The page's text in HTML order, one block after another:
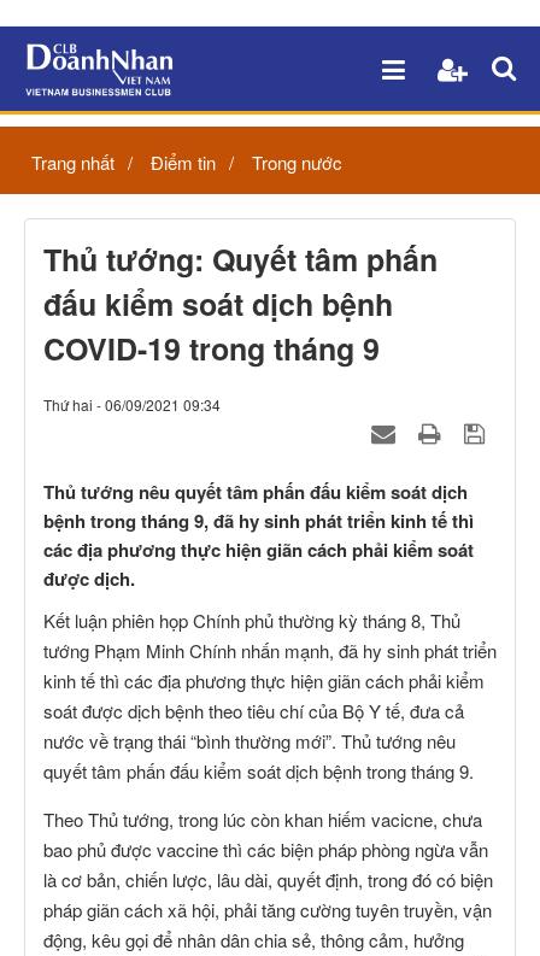
Trang nhất Điểm tin Trong nước
Thủ tướng: Quyết tâm phấn
đấu kiểm soát dịch bệnh
COVID-19 trong tháng 9
Thứ hai - 06/09/2021 09:34
Thủ tướng nêu quyết tâm phấn đấu kiểm soát dịch
bệnh trong tháng 9, đã hy sinh phát triển kinh tế thì
các địa phương thực hiện giãn cách phải kiểm soát
được dịch.
Kết luận phiên họp Chính phủ thường kỳ tháng 8, Thủ
tướng Phạm Minh Chính nhấn mạnh, đã hy sinh phát triển
kinh tế thì các địa phương thực hiện giãn cách phải kiểm
soát được dịch bệnh theo tiêu chí của Bộ Y tế, đưa cả
nước về trạng thái “bình thường mới”. Thủ tướng nêu
quyết tâm phấn đấu kiểm soát dịch bệnh trong tháng 9.
Theo Thủ tướng, trong lúc còn khan hiếm vacicne, chưa
bao phủ được vaccine thì các biện pháp phòng ngừa vẫn
là cơ bản, chiến lược, lâu dài, quyết định, trong đó có biện
pháp giãn cách xã hội, phải tăng cường tuyên truyền, vận
động, kêu gọi để nhân dân chia sẻ, thông cảm, hưởng